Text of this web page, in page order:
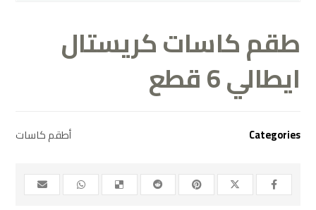
طقم كاسات كريستال
ايطالي 6 قطع
Categories أطقم كاسات